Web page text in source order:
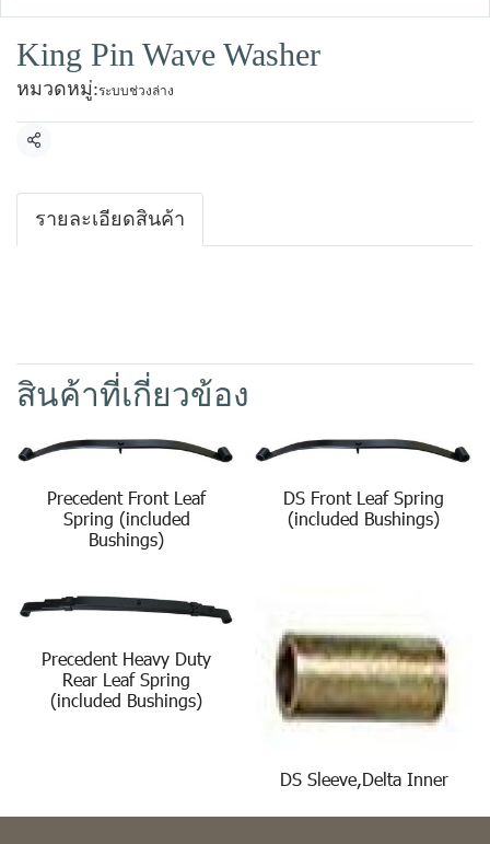
King Pin Wave Washer
หมวดหมู่:ระบบช่วงล่าง
แชร์
รายละเอียดสินค้า
สินค้าที่เกี่ยวข้อง
Precedent Front Leaf
Spring (included
Bushings)
DS Front Leaf Spring
(included Bushings)
Precedent Heavy Duty
Rear Leaf Spring
(included Bushings)
DS Sleeve,Delta Inner